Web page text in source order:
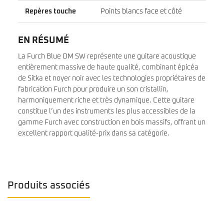
Repères touche Points blancs face et côté
EN RÉSUMÉ
La Furch Blue OM SW représente une guitare acoustique
entièrement massive de haute qualité, combinant épicéa
de Sitka et noyer noir avec les technologies propriétaires de
fabrication Furch pour produire un son cristallin,
harmoniquement riche et très dynamique. Cette guitare
constitue l’un des instruments les plus accessibles de la
gamme Furch avec construction en bois massifs, offrant un
excellent rapport qualité-prix dans sa catégorie.
Produits associés